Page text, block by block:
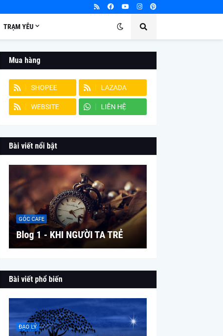
TRẠM YÊU
Mua hàng
SHOPEE LAZADA
WEBSITE LIÊN HỆ
Bài viết nổi bật
GÓC CAFE
Blog 1 - KHI NGƯỜI TA TRẺ
Bài viết phổ biến
ĐẠO LÝ